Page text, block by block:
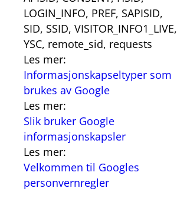
LOGIN_INFO, PREF, SAPISID,
SID, SSID, VISITOR_INFO1_LIVE,
YSC, remote_sid, requests
Les mer:
Informasjonskapseltyper som
brukes av Google
Les mer:
Slik bruker Google
informasjonskapsler
Les mer:
Velkommen til Googles
personvernregler